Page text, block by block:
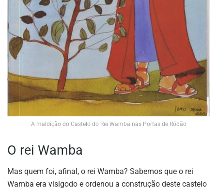
A maldição do Castelo do Rei Wamba nas Portas de Ródão
O rei Wamba
Mas quem foi, afinal, o rei Wamba? Sabemos que o rei
Wamba era visigodo e ordenou a construção deste castelo